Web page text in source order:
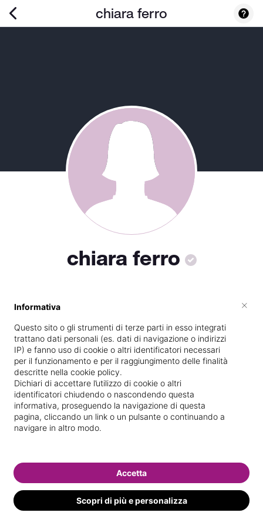
chiara ferro
chiara ferro
Specializzata inMassaggi del
benessere
Vedi le informazioni di chiara
Informativa
Questo sito o gli strumenti di terze parti in esso integrati
trattano dati personali (es. dati di navigazione o indirizzi
IP) e fanno uso di cookie o altri identificatori necessari
per il funzionamento e per il raggiungimento delle finalità
descritte nella cookie policy.
Dichiari di accettare l’utilizzo di cookie o altri
identificatori chiudendo o nascondendo questa
informativa, proseguendo la navigazione di questa
pagina, cliccando un link o un pulsante o continuando a
navigare in altro modo.
Scopri di più e personalizza
Accetta
×